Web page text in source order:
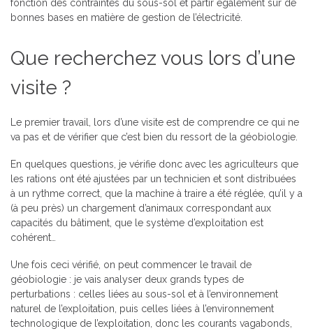
fonction des contraintes du sous-sol et partir également sur de
bonnes bases en matière de gestion de l’électricité.
Que recherchez vous lors d’une
visite ?
Le premier travail, lors d’une visite est de comprendre ce qui ne
va pas et de vérifier que c’est bien du ressort de la géobiologie.
En quelques questions, je vérifie donc avec les agriculteurs que
les rations ont été ajustées par un technicien et sont distribuées
à un rythme correct, que la machine à traire a été réglée, qu’il y a
(à peu près) un chargement d’animaux correspondant aux
capacités du bâtiment, que le système d’exploitation est
cohérent…
Une fois ceci vérifié, on peut commencer le travail de
géobiologie : je vais analyser deux grands types de
perturbations : celles liées au sous-sol et à l’environnement
naturel de l’exploitation, puis celles liées à l’environnement
technologique de l’exploitation, donc les courants vagabonds,